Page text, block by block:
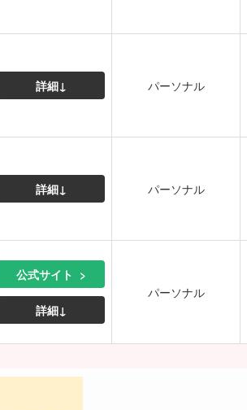
詳細↓ パーソナル
詳細↓ パーソナル
公式サイト
詳細↓
パーソナル